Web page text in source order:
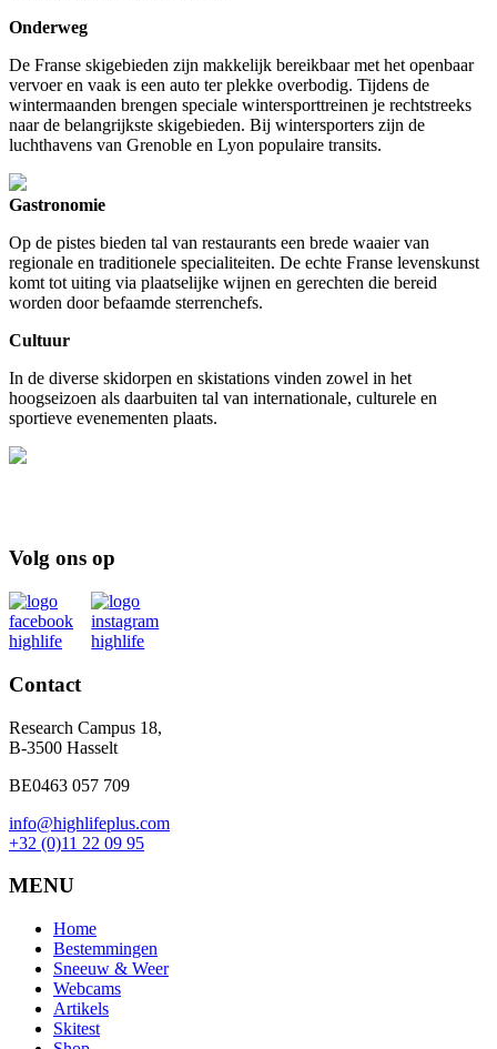
Onderweg
De Franse skigebieden zijn makkelijk bereikbaar met het openbaar
vervoer en vaak is een auto ter plekke overbodig. Tijdens de
wintermaanden brengen speciale wintersporttreinen je rechtstreeks
naar de belangrijkste skigebieden. Bij wintersporters zijn de
luchthavens van Grenoble en Lyon populaire transits.
Gastronomie
Op de pistes bieden tal van restaurants een brede waaier van
regionale en traditionele specialiteiten. De echte Franse levenskunst
komt tot uiting via plaatselijke wijnen en gerechten die bereid
worden door befaamde sterrenchefs.
Cultuur
In de diverse skidorpen en skistations vinden zowel in het
hoogseizoen als daarbuiten tal van internationale, culturele en
sportieve evenementen plaats.
Volg ons op
Contact
Research Campus 18,
B-3500 Hasselt
BE0463 057 709
info@highlifeplus.com
+32 (0)11 22 09 95
MENU
Home
Bestemmingen
Sneeuw & Weer
Webcams
Artikels
Skitest